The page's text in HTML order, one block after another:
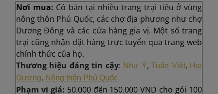
Nơi mua: Có bán tại nhiều trang trại tiêu ở vùng
nông thôn Phú Quốc, các chợ địa phương như chợ
Dương Đông và các cửa hàng gia vị. Một số trang
trại cũng nhận đặt hàng trực tuyến qua trang web
chính thức của họ.
Thương hiệu đáng tin cậy: Như Ý,Tuấn Việt, Hai
Dương, Nông thôn Phú Quốc
Phạm vi giá: 50.000 đến 150.000 VND cho gói 100